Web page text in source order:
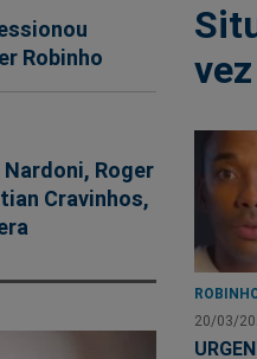
Robinho
Roger
Cravinhos,
vez
20/03/